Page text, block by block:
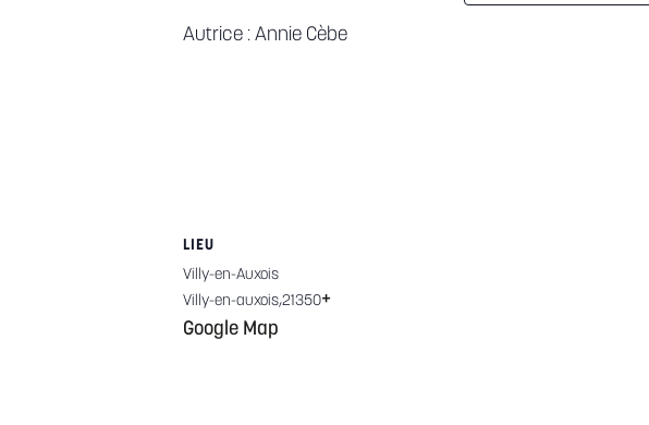
Autrice : Annie Cèbe
LIEU
Villy-en-Auxois
Villy-en-auxois,21350+
Google Map